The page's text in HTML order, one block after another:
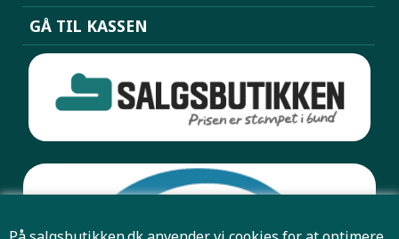
GÅ TIL KASSEN